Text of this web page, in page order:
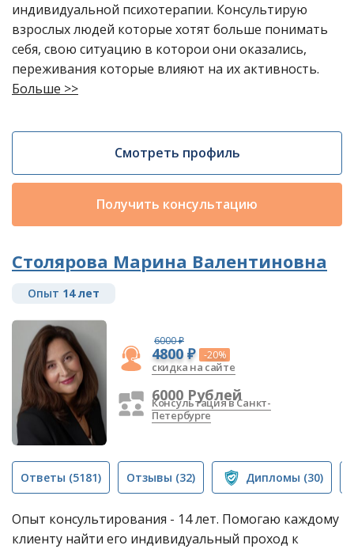
индивидуальной психотерапии. Консультирую
взрослых людей которые хотят больше понимать
себя, свою ситуацию в которои они оказались,
переживания которые влияют на их активность.
Больше >>
Смотреть профиль
Получить консультацию
Столярова Марина Валентиновна
Опыт 14 лет
6000 ₽
4800 ₽ -20%
скидка на сайте
6000 Рублей
Консультация в Санкт-
Петербурге
Ответы (5181) Отзывы (32) Дипломы (30)
Опыт консультирования - 14 лет. Помогаю каждому
клиенту найти его индивидуальный проход к